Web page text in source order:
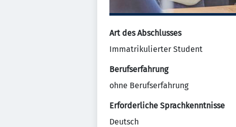
Art des Abschlusses
Immatrikulierter Student
Berufserfahrung
ohne Berufserfahrung
Erforderliche Sprachkenntnisse
Deutsch